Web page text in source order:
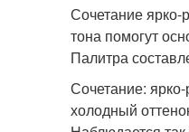
Сочетание ярко-
тона помогут
Палитра
Сочетание:
холодный